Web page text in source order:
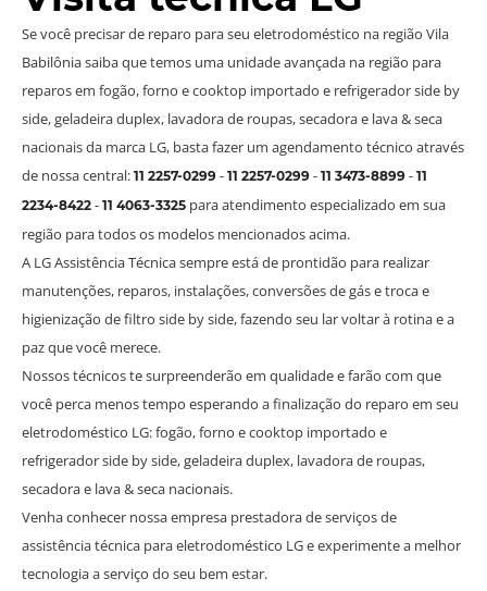
Se você precisar de reparo para seu eletrodoméstico na região Vila
Babilônia saiba que temos uma unidade avançada na região para
reparos em fogão, forno e cooktop importado e refrigerador side by
side, geladeira duplex, lavadora de roupas, secadora e lava & seca
nacionais da marca LG, basta fazer um agendamento técnico através
de nossa central: 11 2257-0299 - 11 2257-0299 - 11 3473-8899 - 11
2234-8422 - 11 4063-3325 para atendimento especializado em sua
região para todos os modelos mencionados acima.
A LG Assistência Técnica sempre está de prontidão para realizar
manutenções, reparos, instalações, conversões de gás e troca e
higienização de filtro side by side, fazendo seu lar voltar à rotina e a
paz que você merece.
Nossos técnicos te surpreenderão em qualidade e farão com que
você perca menos tempo esperando a finalização do reparo em seu
eletrodoméstico LG: fogão, forno e cooktop importado e
refrigerador side by side, geladeira duplex, lavadora de roupas,
secadora e lava & seca nacionais.
Venha conhecer nossa empresa prestadora de serviços de
assistência técnica para eletrodoméstico LG e experimente a melhor
tecnologia a serviço do seu bem estar.